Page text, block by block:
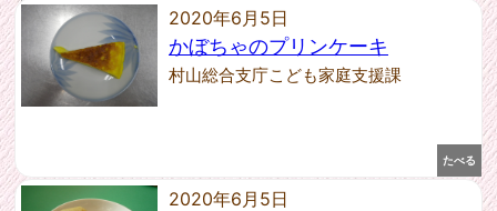
たべる
2020年6月5日
かぼちゃのプリンケーキ
村山総合支庁こども家庭支援課
2020年6月5日